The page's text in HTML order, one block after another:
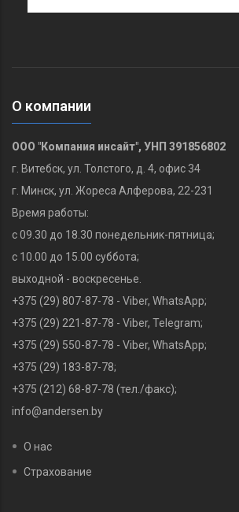
О компании
ООО "Компания инсайт", УНП 391856802
г. Витебск, ул. Толстого, д. 4, офис 34
г. Минск, ул. Жореса Алферова, 22-231
Время работы:
с 09.30 до 18.30 понедельник-пятница;
с 10.00 до 15.00 суббота;
выходной - воскресенье.
+375 (29) 807-87-78 - Viber, WhatsApp;
+375 (29) 221-87-78‬ - Viber, Telegram;
+375 (29) 550-87-78 - Viber, WhatsApp;
+375 (29) 183-87-78‬;
+375 (212) 68-87-78 (тел./факс);
info@andersen.by
О нас
Страхование